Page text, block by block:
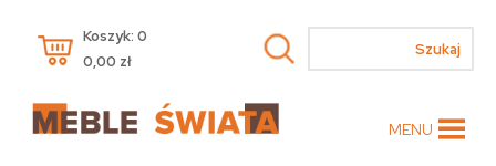
Koszyk: 0
0,00 zł
MENU